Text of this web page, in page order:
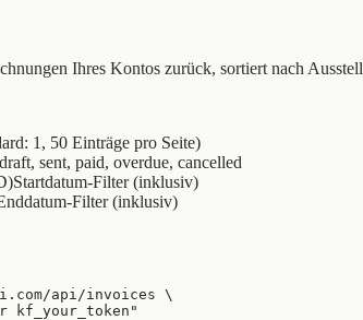
Ihres Kontos zurück, sortiert nach
1, 50 Einträge pro Seite)
sent, paid, overdue, cancelled
Startdatum-Filter (inklusiv)
Filter (inklusiv)
api/invoices \
kf_your_token"